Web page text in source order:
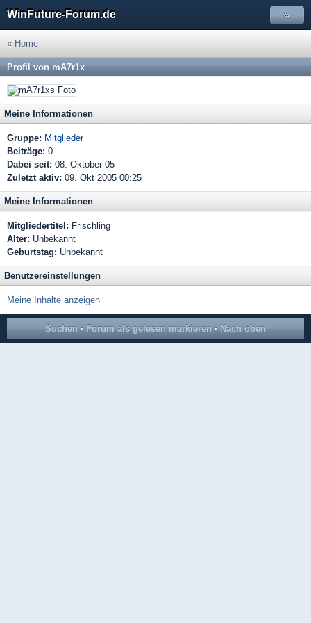
WinFuture-Forum.de »
« Home
Profil von mA7r1x
Meine Informationen
Gruppe: Mitglieder
Beiträge: 0
Dabei seit: 08. Oktober 05
Zuletzt aktiv: 09. Okt 2005 00:25
Meine Informationen
Mitgliedertitel: Frischling
Alter: Unbekannt
Geburtstag: Unbekannt
Benutzereinstellungen
Meine Inhalte anzeigen
Suchen · Forum als gelesen markieren · Nach oben